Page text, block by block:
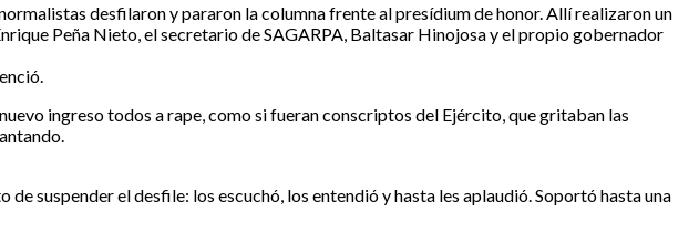
desfilaron y pararon la columna frente al presídium de honor. Allí realizaron un
Peña Nieto, el secretario de SAGARPA, Baltasar Hinojosa y el propio gobernador
ingreso todos a rape, como si fueran conscriptos del Ejército, que gritaban las
suspender el desfile: los escuchó, los entendió y hasta les aplaudió. Soportó hasta una